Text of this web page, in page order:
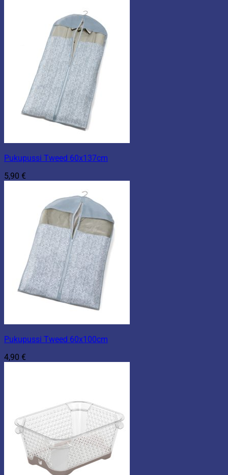
Pukupussi Tweed 60x137cm
5,90 €
Pukupussi Tweed 60x100cm
4,90 €